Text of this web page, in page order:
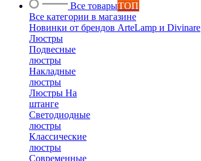
Все товарыТОП
Все категории в магазине
Новинки от брендов ArteLamp и Divinare
Люстры
Подвесные
люстры
Накладные
люстры
Люстры На
штанге
Светодиодные
люстры
Классические
люстры
Современные